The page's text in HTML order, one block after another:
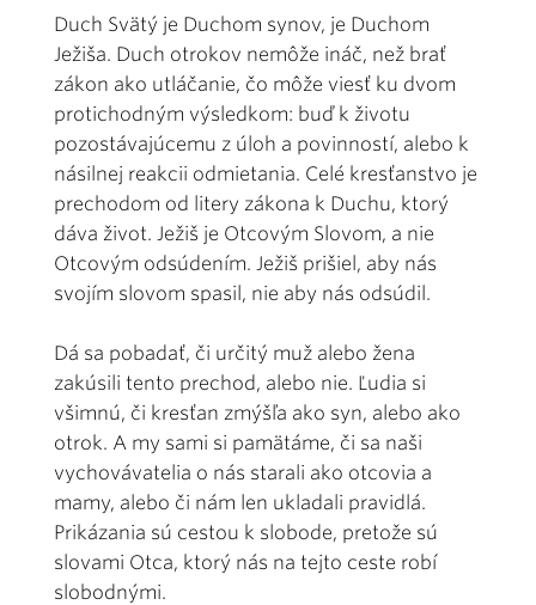
Duch Svätý je Duchom synov, je Duchom
Ježiša. Duch otrokov nemôže ináč, než brať
zákon ako utláčanie, čo môže viesť ku dvom
protichodným výsledkom: buď k životu
pozostávajúcemu z úloh a povinností, alebo k
násilnej reakcii odmietania. Celé kresťanstvo je
prechodom od litery zákona k Duchu, ktorý
dáva život. Ježiš je Otcovým Slovom, a nie
Otcovým odsúdením. Ježiš prišiel, aby nás
svojím slovom spasil, nie aby nás odsúdil.
Dá sa pobadať, či určitý muž alebo žena
zakúsili tento prechod, alebo nie. Ľudia si
všimnú, či kresťan zmýšľa ako syn, alebo ako
otrok. A my sami si pamätáme, či sa naši
vychovávatelia o nás starali ako otcovia a
mamy, alebo či nám len ukladali pravidlá.
Prikázania sú cestou k slobode, pretože sú
slovami Otca, ktorý nás na tejto ceste robí
slobodnými.